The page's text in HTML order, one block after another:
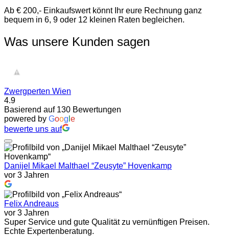
Ab € 200,- Einkaufswert könnt Ihr eure Rechnung ganz
bequem in 6, 9 oder 12 kleinen Raten begleichen.
Was unsere Kunden sagen
Zwergperten Wien
4.9
Basierend auf 130 Bewertungen
powered by Goog e
bewerte uns auf
Danijel Mikael Malthael “Zeusyte” Hovenkamp
vor 3 Jahren
Felix Andreaus
vor 3 Jahren
Super Service und gute Qualität zu vernünftigen Preisen.
Echte Expertenberatung.